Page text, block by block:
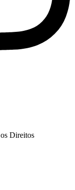
Direitos